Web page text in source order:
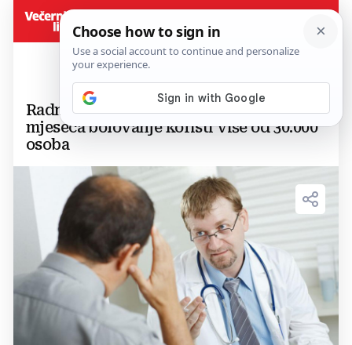
Radnici sve bolesniji: U BiH svakog
mjeseca bolovanje koristi više od 30.000
osoba